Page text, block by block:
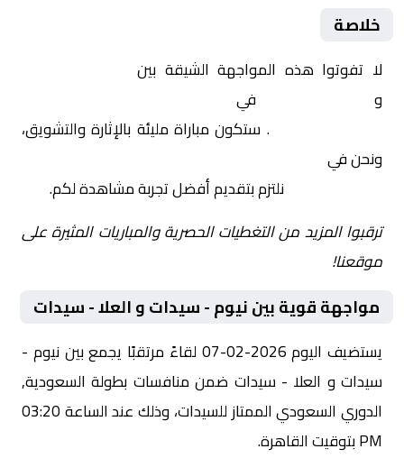
خلاصة
لا تفوتوا هذه المواجهة الشيقة بين
والعلا – سيدات في
. ستكون مباراة مليئة بالإثارة والتشويق،
ونحن في
نلتزم بتقديم أفضل تجربة مشاهدة لكم.
ترقبوا المزيد من التغطيات الحصرية والمباريات المثيرة على
موقعنا!
مواجهة قوية بين نيوم - سيدات و العلا - سيدات
يستضيف اليوم 2026-02-07 لقاءً مرتقبًا يجمع بين نيوم -
سيدات و العلا - سيدات ضمن منافسات بطولة السعودية,
الدوري السعودي الممتاز للسيدات، وذلك عند الساعة 03:20
PM بتوقيت القاهرة.